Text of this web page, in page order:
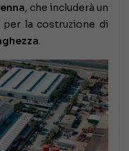
, che includerà un
per la costruzione di
.